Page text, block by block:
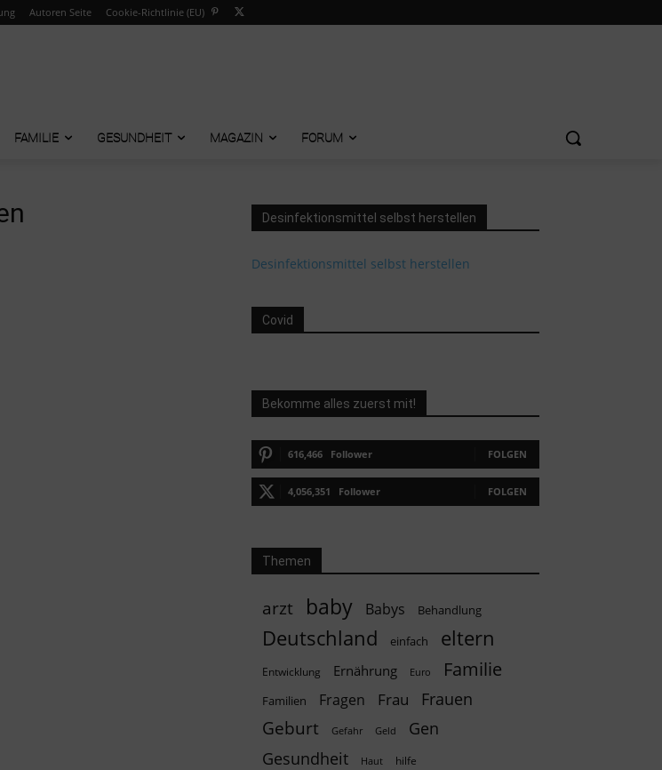
Autoren Seite Cookie-Richtlinie (EU)
FAMILIE GESUNDHEIT MAGAZIN FORUM
Desinfektionsmittel selbst herstellen
Desinfektionsmittel selbst herstellen
Covid
Bekomme alles zuerst mit!
616,466 Follower FOLGEN
4,056,351 Follower FOLGEN
Themen
arzt baby Babys Behandlung
Deutschland einfach eltern
Entwicklung Ernährung Euro Familie
Familien Fragen Frau Frauen
Geburt Gefahr Geld
Gen
Gesundheit
Haut hilfe